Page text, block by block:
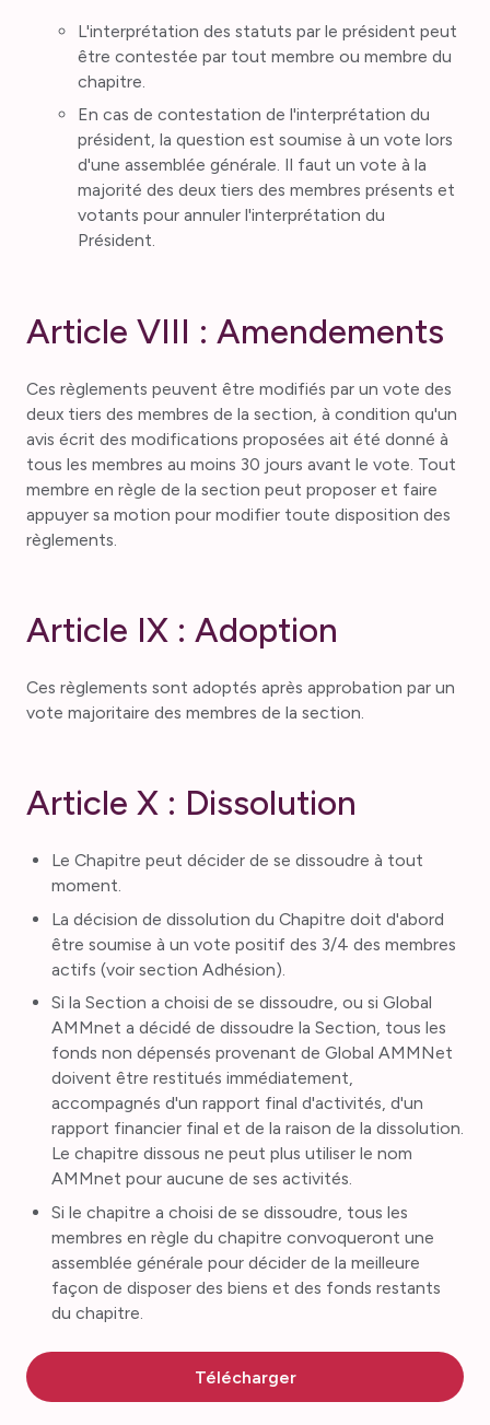
L'interprétation des statuts par le président peut
être contestée par tout membre ou membre du
chapitre.
En cas de contestation de l'interprétation du
président, la question est soumise à un vote lors
d'une assemblée générale. Il faut un vote à la
majorité des deux tiers des membres présents et
votants pour annuler l'interprétation du
Président.
Article VIII : Amendements
Ces règlements peuvent être modifiés par un vote des
deux tiers des membres de la section, à condition qu'un
avis écrit des modifications proposées ait été donné à
tous les membres au moins 30 jours avant le vote. Tout
membre en règle de la section peut proposer et faire
appuyer sa motion pour modifier toute disposition des
règlements.
Article IX : Adoption
Ces règlements sont adoptés après approbation par un
vote majoritaire des membres de la section.
Article X : Dissolution
Le Chapitre peut décider de se dissoudre à tout
moment.
La décision de dissolution du Chapitre doit d'abord
être soumise à un vote positif des 3/4 des membres
actifs (voir section Adhésion).
Si la Section a choisi de se dissoudre, ou si Global
AMMnet a décidé de dissoudre la Section, tous les
fonds non dépensés provenant de Global AMMNet
doivent être restitués immédiatement,
accompagnés d'un rapport final d'activités, d'un
rapport financier final et de la raison de la dissolution.
Le chapitre dissous ne peut plus utiliser le nom
AMMnet pour aucune de ses activités.
Si le chapitre a choisi de se dissoudre, tous les
membres en règle du chapitre convoqueront une
assemblée générale pour décider de la meilleure
façon de disposer des biens et des fonds restants
du chapitre.
Télécharger